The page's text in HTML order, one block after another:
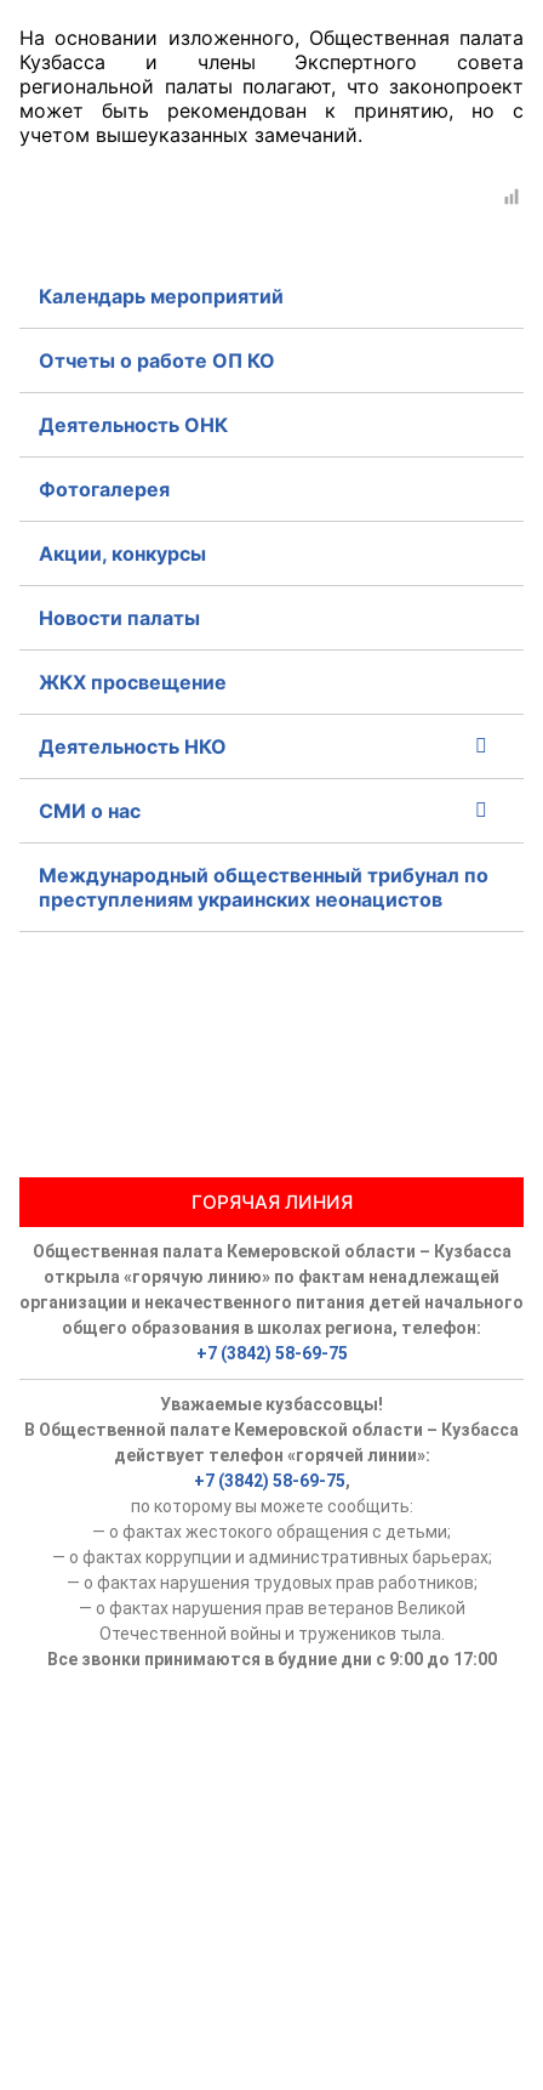
Доходы руководителя за 2024 г.
На основании изложенного, Общественная палата
Кузбасса и члены Экспертного совета
региональной палаты полагают, что законопроект
может быть рекомендован к принятию, но с
учетом вышеуказанных замечаний.
Календарь мероприятий
Отчеты о работе ОП КО
Деятельность ОНК
Фотогалерея
Акции, конкурсы
Новости палаты
ЖКХ просвещение
Деятельность НКО
СМИ о нас
Международный общественный трибунал по
преступлениям украинских неонацистов
ГОРЯЧАЯ ЛИНИЯ
Общественная палата Кемеровской области – Кузбасса
открыла «горячую линию» по фактам ненадлежащей
организации и некачественного питания детей начального
общего образования в школах региона, телефон:
+7 (3842) 58-69-75
Уважаемые кузбассовцы!
В Общественной палате Кемеровской области – Кузбасса
действует телефон «горячей линии»:
+7 (3842) 58-69-75,
по которому вы можете сообщить:
— о фактах жестокого обращения с детьми;
— о фактах коррупции и административных барьерах;
— о фактах нарушения трудовых прав работников;
— о фактах нарушения прав ветеранов Великой
Отечественной войны и тружеников тыла.
Все звонки принимаются в будние дни с 9:00 до 17:00